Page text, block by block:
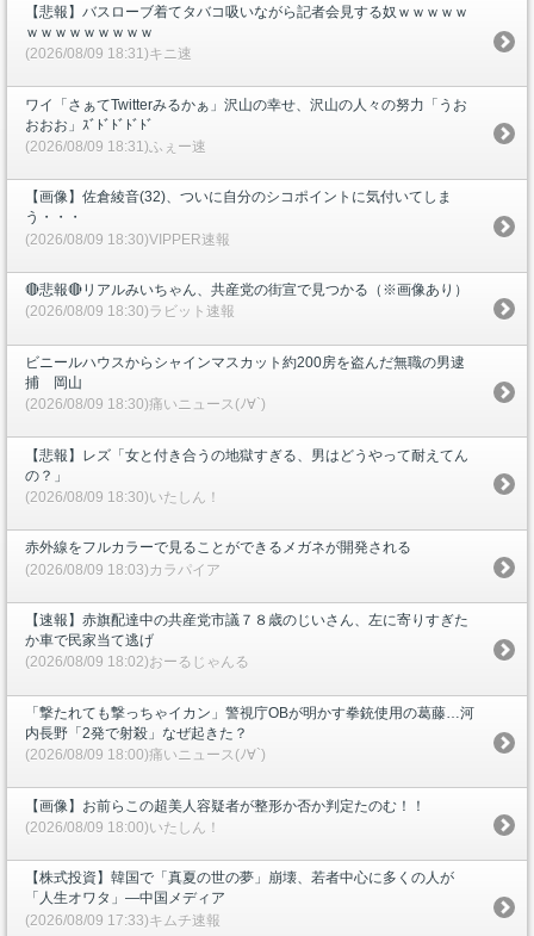
【悲報】バスローブ着てタバコ吸いながら記者会見する奴ｗｗｗｗｗ
ｗｗｗｗｗｗｗｗｗ
(2026/08/09 18:31)キニ速
ワイ「さぁてTwitterみるかぁ」沢山の幸せ、沢山の人々の努力「うお
おおお」ｽﾞﾄﾞﾄﾞﾄﾞﾄﾞ
(2026/08/09 18:31)ふぇー速
【画像】佐倉綾音(32)、ついに自分のシコポイントに気付いてしま
う・・・
(2026/08/09 18:30)VIPPER速報
🔴悲報🔴リアルみいちゃん、共産党の街宣で見つかる（※画像あり）
(2026/08/09 18:30)ラビット速報
ビニールハウスからシャインマスカット約200房を盗んだ無職の男逮
捕 岡山
(2026/08/09 18:30)痛いニュース(ﾉ∀`)
【悲報】レズ「女と付き合うの地獄すぎる、男はどうやって耐えてん
の？」
(2026/08/09 18:30)いたしん！
赤外線をフルカラーで見ることができるメガネが開発される
(2026/08/09 18:03)カラパイア
【速報】赤旗配達中の共産党市議７８歳のじいさん、左に寄りすぎた
か車で民家当て逃げ
(2026/08/09 18:02)おーるじゃんる
「撃たれても撃っちゃイカン」警視庁OBが明かす拳銃使用の葛藤…河
内長野「2発で射殺」なぜ起きた？
(2026/08/09 18:00)痛いニュース(ﾉ∀`)
【画像】お前らこの超美人容疑者が整形か否か判定たのむ！！
(2026/08/09 18:00)いたしん！
【株式投資】韓国で「真夏の世の夢」崩壊、若者中心に多くの人が
「人生オワタ」―中国メディア
(2026/08/09 17:33)キムチ速報